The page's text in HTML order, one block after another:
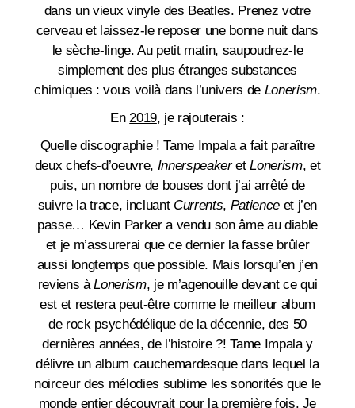
dans un vieux vinyle des Beatles. Prenez votre
cerveau et laissez-le reposer une bonne nuit dans
le sèche-linge. Au petit matin, saupoudrez-le
simplement des plus étranges substances
chimiques : vous voilà dans l’univers de Lonerism.
En2019, je rajouterais :
Quelle discographie ! Tame Impala a fait paraître
deux chefs-d’oeuvre, InnerspeakeretLonerism, et
puis, un nombre de bouses dont j’ai arrêté de
suivre la trace, incluant Currents, Patienceet j’en
passe… Kevin Parker a vendu son âme au diable
et je m’assurerai que ce dernier la fasse brûler
aussi longtemps que possible. Mais lorsqu’en j’en
reviens àLonerism, je m’agenouille devant ce qui
est et restera peut-être comme le meilleur album
de rock psychédélique de la décennie, des 50
dernières années, de l’histoire ?! Tame Impala y
délivre un album cauchemardesque dans lequel la
noirceur des mélodies sublime les sonorités que le
monde entier découvrait pour la première fois. Je